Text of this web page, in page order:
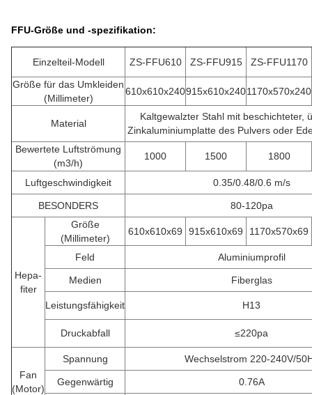
FFU-Größe und -spezifikation:
Einzelteil-Modell ZS-FFU610 ZS-FFU915
ZS-FFU1170
Größe für das Umkleiden
(Millimeter)
610x610x240915x610x2401170x570x240
Material
Kaltgewalzter Stahl mit beschichteter,
Zinkaluminiumplatte des Pulvers oder
Bewertete Luftströmung
(m3/h)
1000 1500 1800
Luftgeschwindigkeit 0.35/0.48/0.6 m/s
BESONDERS 80-120pa
Hepa-
fiter
Größe
(Millimeter)
610x610x69 915x610x69 1170x570x69
Feld Aluminiumprofil
Medien Fiberglas
Leistungsfähigkeit H13
Druckabfall ≤220pa
Fan
(Motor)
Spannung Wechselstrom 220-240V/
Gegenwärtig 0.76A